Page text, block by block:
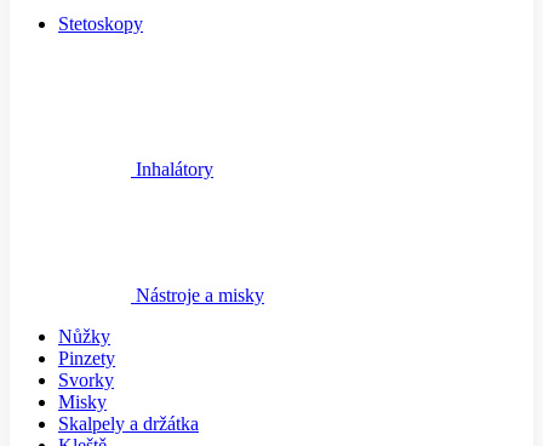
Stetoskopy
Inhalátory
Nástroje a misky
Nůžky
Pinzety
Svorky
Misky
Skalpely a držátka